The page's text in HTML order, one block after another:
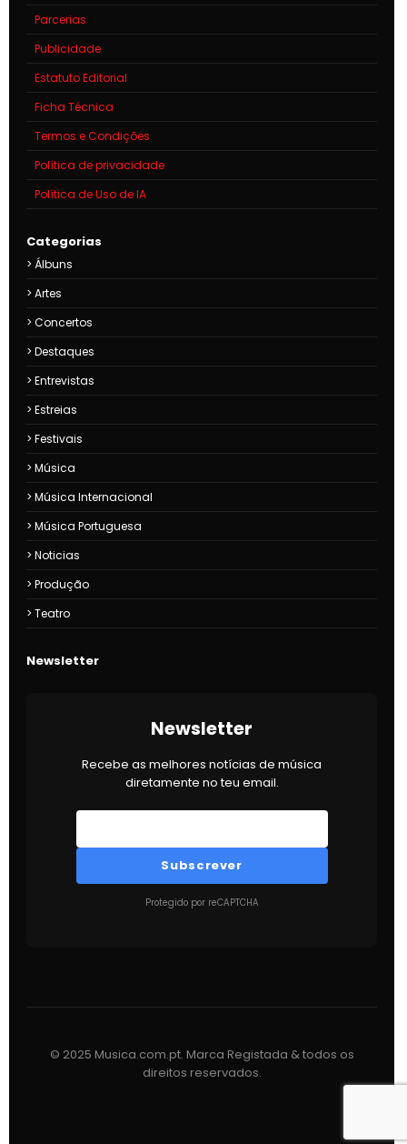
Parcerias
Publicidade
Estatuto Editorial
Ficha Técnica
Termos e Condições
Política de privacidade
Política de Uso de IA
Categorias
Álbuns
Artes
Concertos
Destaques
Entrevistas
Estreias
Festivais
Música
Música Internacional
Música Portuguesa
Noticias
Produção
Teatro
Newsletter
Newsletter
Recebe as melhores notícias de música
diretamente no teu email.
Subscrever
Protegido por reCAPTCHA
© 2025 Musica.com.pt. Marca Registada & todos os
direitos reservados.